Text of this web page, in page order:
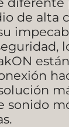
de alta
sonido